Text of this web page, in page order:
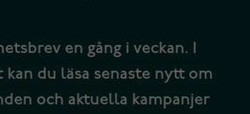
en gång i veckan. I
du läsa senaste nytt om
och aktuella kampanjer